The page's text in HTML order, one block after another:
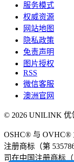
服务模式
权威资源
网站地图
隐私政策
免责声明
图片授权
RSS
微信客服
澳洲官网
© 2026 UNILINK 优
OSHC® 与 OVHC®
注册商标（第
司在中国注册商标（